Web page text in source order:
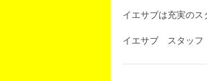
イエサブは充実のス
イエサブ スタッフ